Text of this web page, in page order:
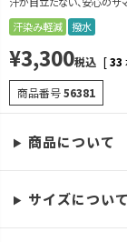
汗染み軽減 撥水
¥3,300税込 [33
商品番号56381
ダークグレー
在庫
M
在庫切
LL
商品について
サイズについて